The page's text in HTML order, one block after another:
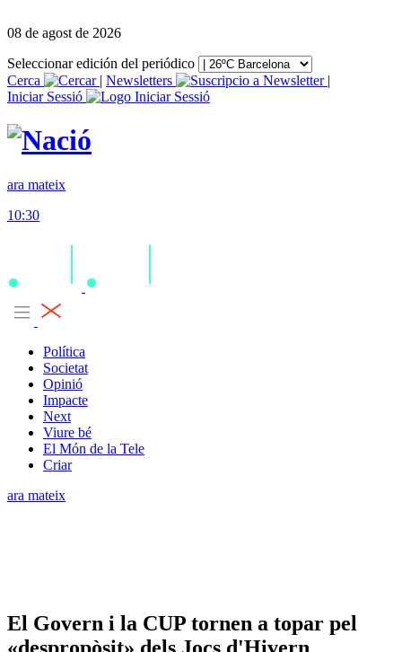
08 de agost de 2026
Seleccionar edición del periódico
Cerca
| Newsletters
|
Iniciar Sessió
ara mateix
10:30
Política
Societat
Opinió
Impacte
Next
Viure bé
El Món de la Tele
Criar
ara mateix
El Govern i la CUP tornen a topar pel
«despropòsit» dels Jocs d'Hivern